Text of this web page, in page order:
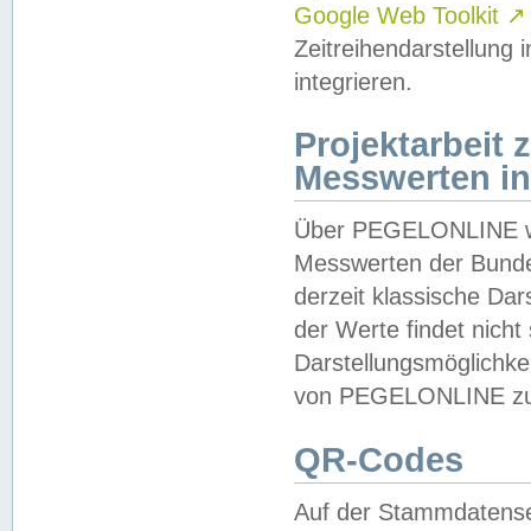
Google Web Toolkit ↗
Zeitreihendarstellung
integrieren.
Projektarbeit
Messwerten
Über PEGELONLINE
Messwerten der
derzeit klassische
der Werte findet
von PEGELONLINE
QR-Codes
Auf der